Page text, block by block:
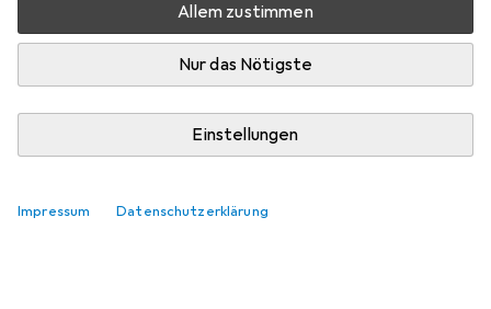
Allem zustimmen
Nur das Nötigste
Einstellungen
Impressum Datenschutzerklärung